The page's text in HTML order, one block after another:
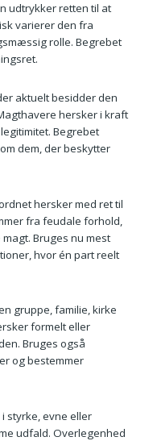
udtrykker retten til at
varierer den fra
rolle. Begrebet
aktuelt besidder den
hersker i kraft
Begrebet
dem, der beskytter
hersker med ret til
fra feudale forhold,
Bruges nu mest
hvor én part reelt
gruppe, familie, kirke
formelt eller
Bruges også
og bestemmer
styrke, evne eller
udfald. Overlegenhed